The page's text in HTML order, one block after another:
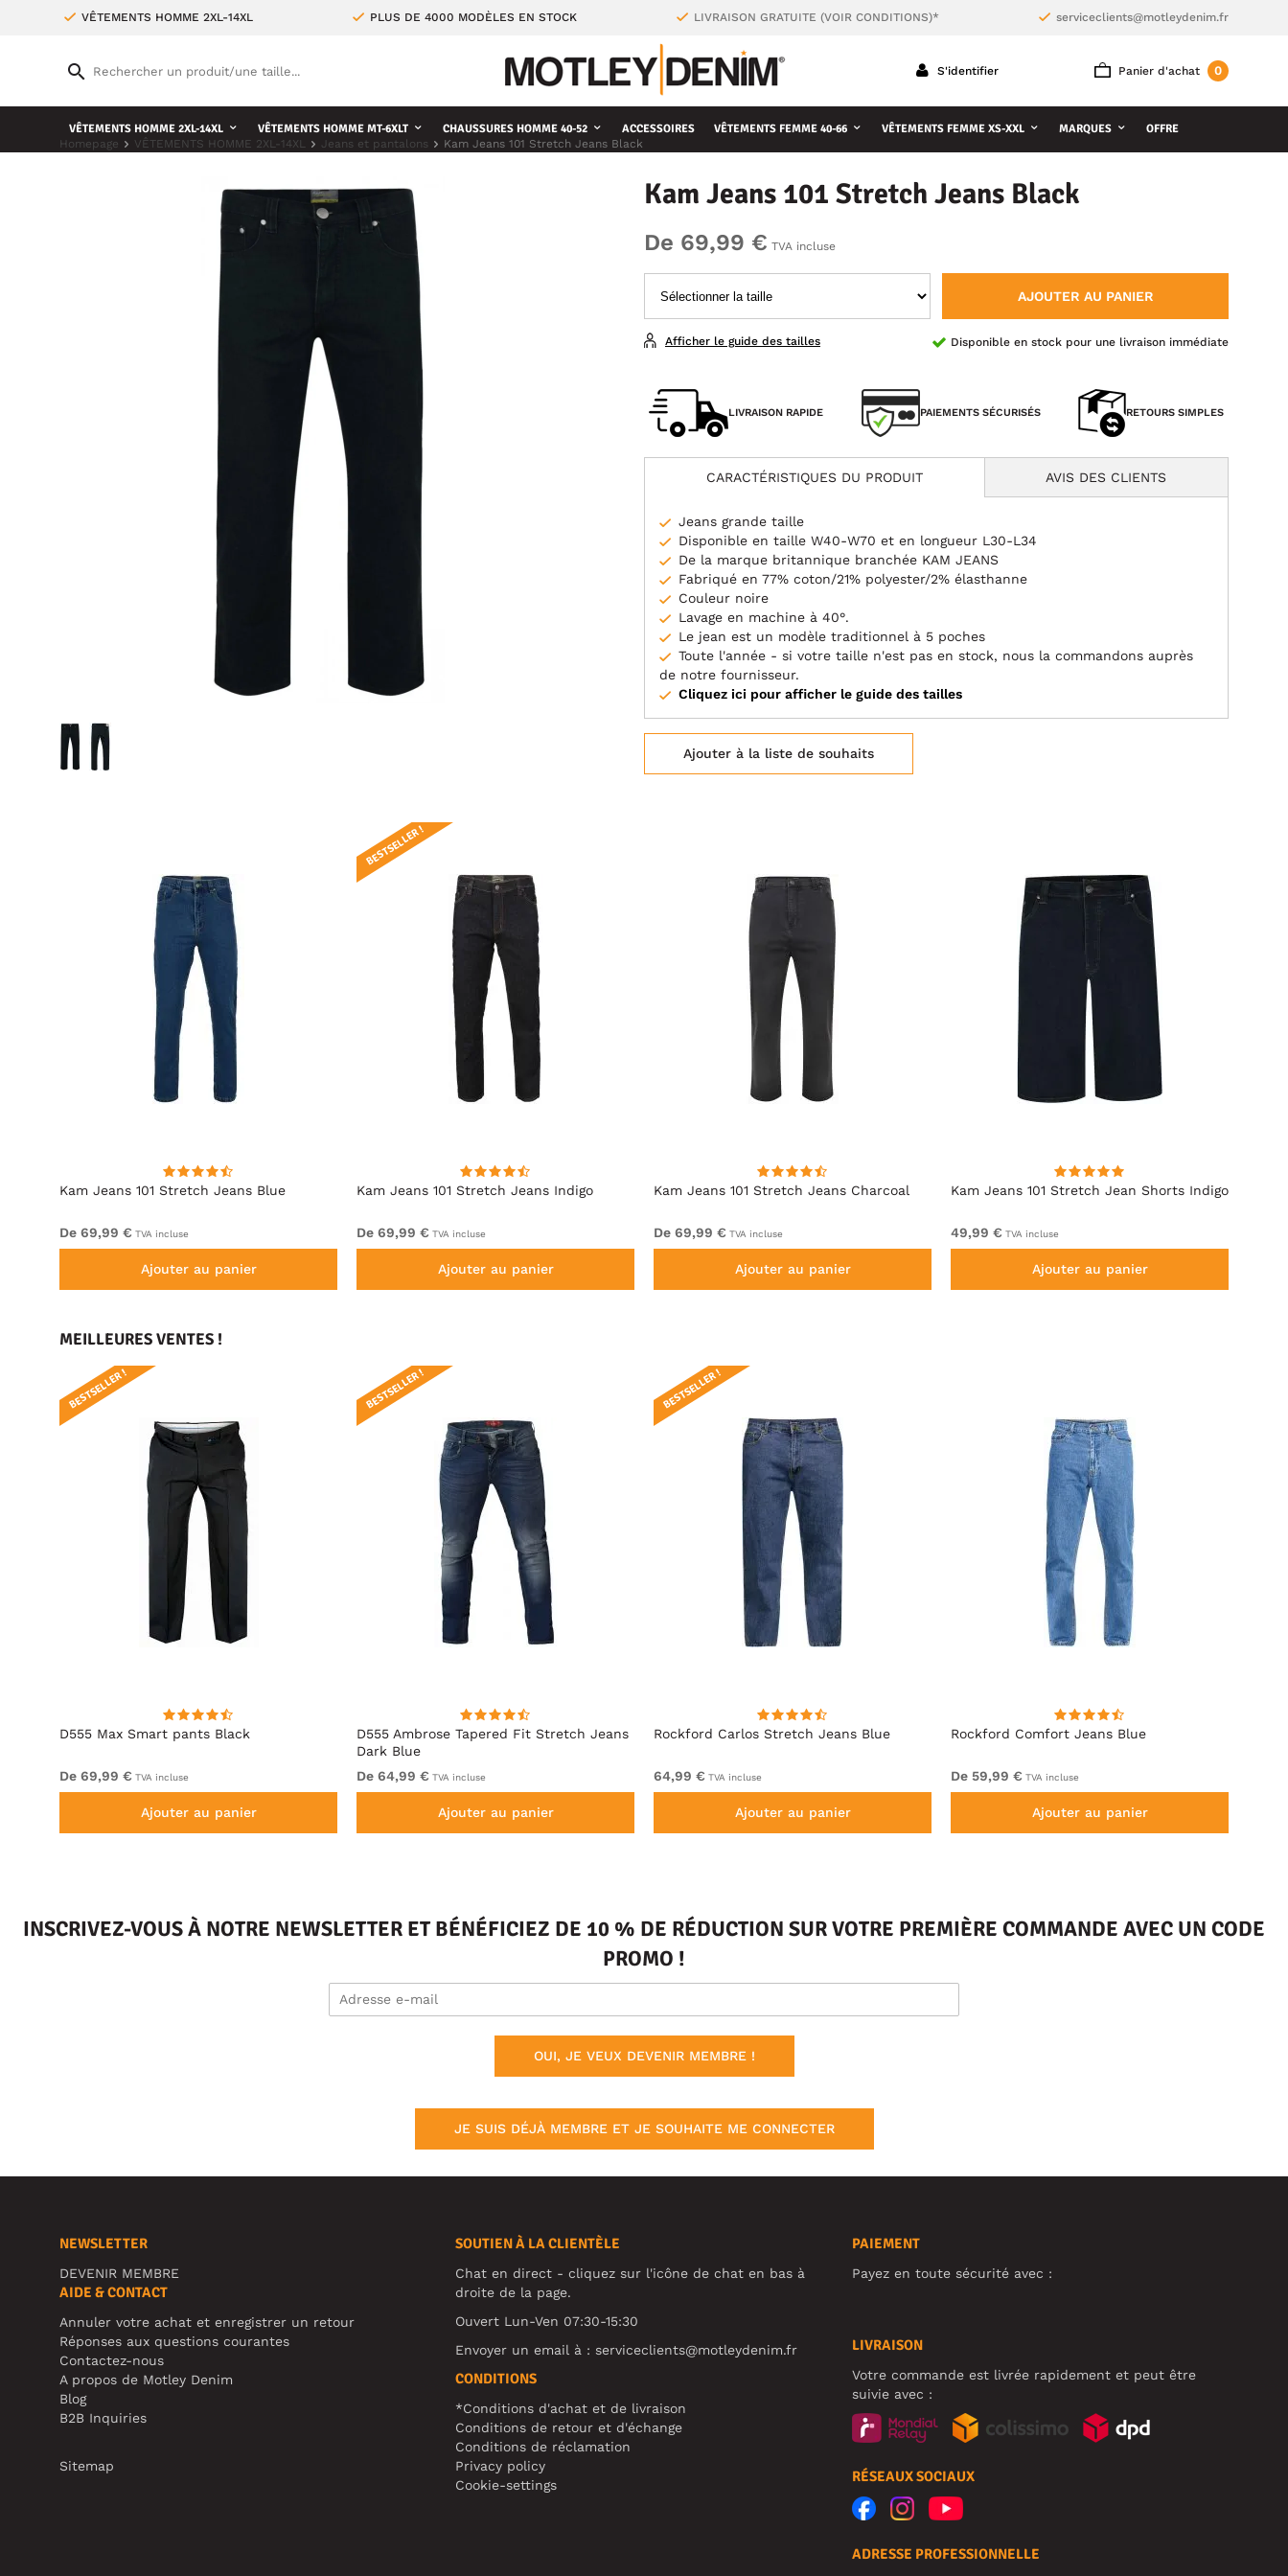
VÊTEMENTS HOMME 2XL-14XL PLUS DE 4000 MODÈLES EN STOCK LIVRAISON GRATUITE (VOIR CONDITIONS)* serviceclients@motleydenim.fr
Panier d'achat 0
S'identifier
VÊTEMENTS HOMME 2XL-14XL VÊTEMENTS HOMME MT-6XLT CHAUSSURES HOMME 40-52 ACCESSOIRES VÊTEMENTS FEMME 40-66 VÊTEMENTS FEMME XS-XXL MARQUES OFFRE
Homepage VÊTEMENTS HOMME 2XL-14XL Jeans et pantalons Kam Jeans 101 Stretch Jeans Black
Kam Jeans 101 Stretch Jeans Black
De 69,99 € TVA incluse
AJOUTER AU PANIER
Disponible en stock pour une livraison immédiate
Afficher le guide des tailles
LIVRAISON RAPIDE PAIEMENTS SÉCURISÉS RETOURS SIMPLES
CARACTÉRISTIQUES DU PRODUIT AVIS DES CLIENTS
Jeans grande taille
Disponible en taille W40-W70 et en longueur L30-L34
De la marque britannique branchée KAM JEANS
Fabriqué en 77% coton/21% polyester/2% élasthanne
Couleur noire
Lavage en machine à 40°.
Le jean est un modèle traditionnel à 5 poches
Toute l'année - si votre taille n'est pas en stock, nous la commandons auprès
de notre fournisseur.
Cliquez ici pour afficher le guide des tailles
Ajouter à la liste de souhaits
Kam Jeans 101 Stretch Jeans Blue
De 69,99 € TVA incluse
Ajouter au panier
Kam Jeans 101 Stretch Jeans Indigo
BESTSELLER !
De 69,99 € TVA incluse
Ajouter au panier
Kam Jeans 101 Stretch Jeans Charcoal
De 69,99 € TVA incluse
Ajouter au panier
Kam Jeans 101 Stretch Jean Shorts Indigo
49,99 € TVA incluse
Ajouter au panier
MEILLEURES VENTES !
D555 Max Smart pants Black
BESTSELLER !
De 69,99 € TVA incluse
Ajouter au panier
D555 Ambrose Tapered Fit Stretch Jeans
Dark Blue
BESTSELLER !
De 64,99 € TVA incluse
Ajouter au panier
Rockford Carlos Stretch Jeans Blue
BESTSELLER !
64,99 € TVA incluse
Ajouter au panier
Rockford Comfort Jeans Blue
De 59,99 € TVA incluse
Ajouter au panier
INSCRIVEZ-VOUS À NOTRE NEWSLETTER ET BÉNÉFICIEZ DE 10 % DE RÉDUCTION SUR VOTRE PREMIÈRE COMMANDE AVEC UN CODE
PROMO !
OUI, JE VEUX DEVENIR MEMBRE !
JE SUIS DÉJÀ MEMBRE ET JE SOUHAITE ME CONNECTER
NEWSLETTER
DEVENIR MEMBRE
AIDE & CONTACT
Annuler votre achat et enregistrer un retour
Réponses aux questions courantes
Contactez-nous
A propos de Motley Denim
Blog
B2B Inquiries
Sitemap
SOUTIEN À LA CLIENTÈLE
Chat en direct - cliquez sur l'icône de chat en bas à
droite de la page.
Ouvert Lun-Ven 07:30-15:30
Envoyer un email à :serviceclients@motleydenim.fr
CONDITIONS
*Conditions d'achat et de livraison
Conditions de retour et d'échange
Conditions de réclamation
Privacy policy
Cookie-settings
PAIEMENT
Payez en toute sécurité avec :
LIVRAISON
Votre commande est livrée rapidement et peut être
suivie avec :
RÉSEAUX SOCIAUX
ADRESSE PROFESSIONNELLE